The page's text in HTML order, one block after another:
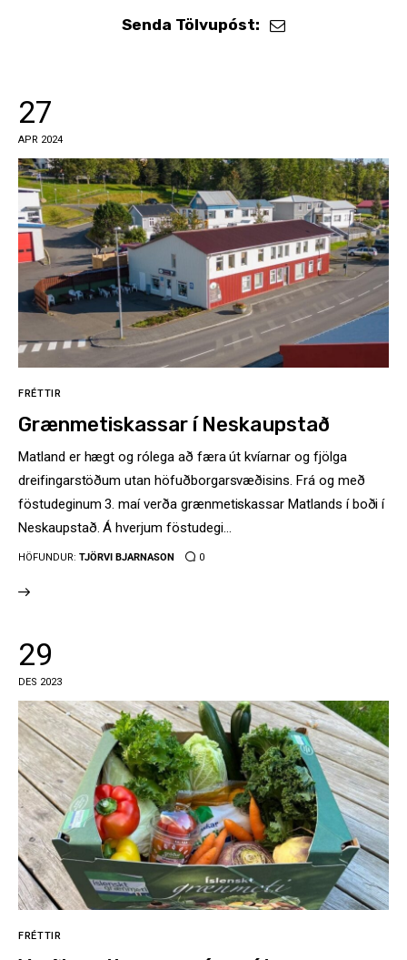
Senda Tölvupóst:
27
APR 2024
FRÉTTIR
Grænmetiskassar í Neskaupstað
Matland er hægt og rólega að færa út kvíarnar og fjölga
dreifingarstöðum utan höfuðborgarsvæðisins. Frá og með
föstudeginum 3. maí verða grænmetiskassar Matlands í boði í
Neskaupstað. Á hverjum föstudegi…
HÖFUNDUR: TJÖRVI BJARNASON 0
29
DES 2023
FRÉTTIR